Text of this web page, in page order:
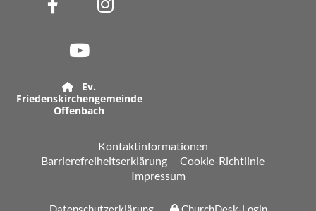

Ev.
Friedenskirchengemeinde
Offenbach
Kontaktinformationen
Barrierefreiheitserklärung
Cookie-Richtlinie
Impressum